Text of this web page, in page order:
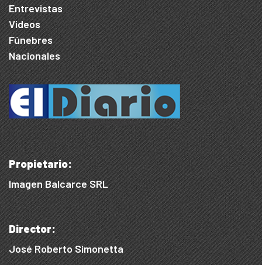
Entrevistas
Videos
Fúnebres
Nacionales
Propietario:
Imagen Balcarce SRL
Director:
José Roberto Simonetta